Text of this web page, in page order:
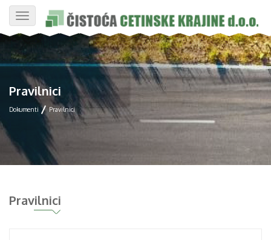
Toggle
navigation
Pravilnici
Dokumenti Pravilnici
Pravilnici